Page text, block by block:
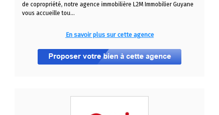
de copropriété, notre agence immobilière L2M Immobilier Guyane
vous accueille tou...
En savoir plus sur cette agence